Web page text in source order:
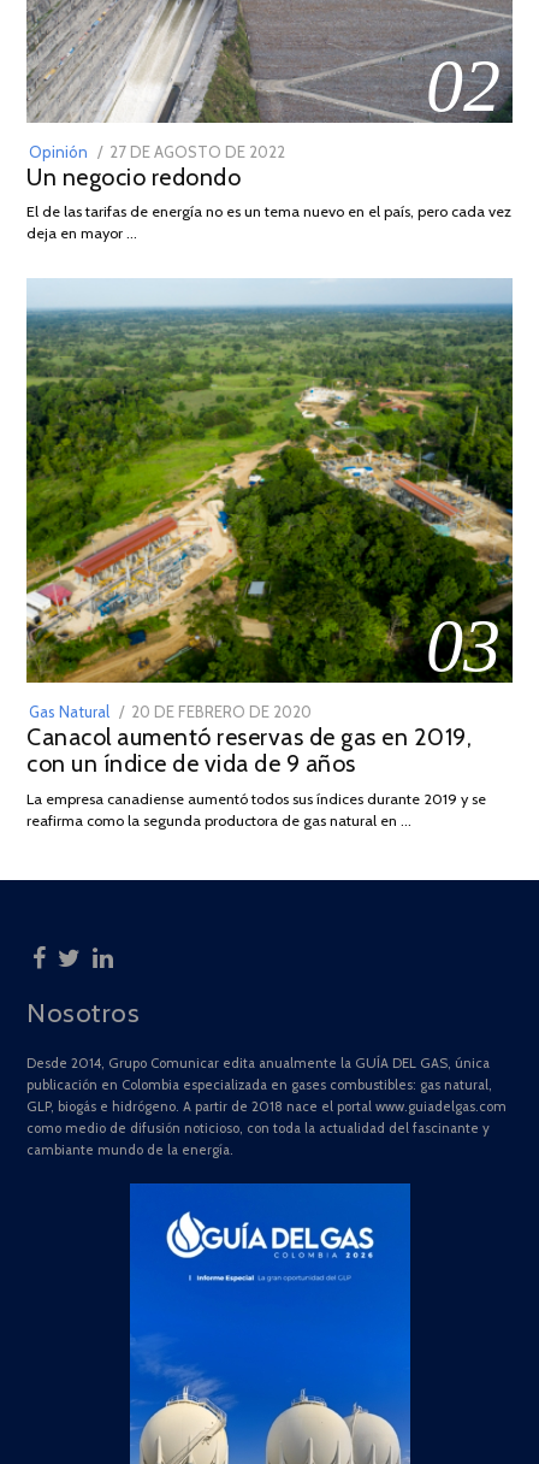
02
Opinión
POSTED
ON
27 DE AGOSTO DE 2022
DE
Un negocio redondo
El de las tarifas de energía no es un tema nuevo en el país, pero cada vez
deja en mayor …
03
Gas Natural
POSTED
ON
20 DE FEBRERO DE 2020
DE
JULIO
2025
Canacol aumentó reservas de gas en 2019,
con un índice de vida de 9 años
La empresa canadiense aumentó todos sus índices durante 2019 y se
reafirma como la segunda productora de gas natural en …
Nosotros
Desde 2014, Grupo Comunicar edita anualmente la GUÍA DEL GAS, única
publicación en Colombia especializada en gases combustibles: gas natural,
GLP, biogás e hidrógeno. A partir de 2018 nace el portal www.guiadelgas.com
como medio de difusión noticioso, con toda la actualidad del fascinante y
cambiante mundo de la energía.